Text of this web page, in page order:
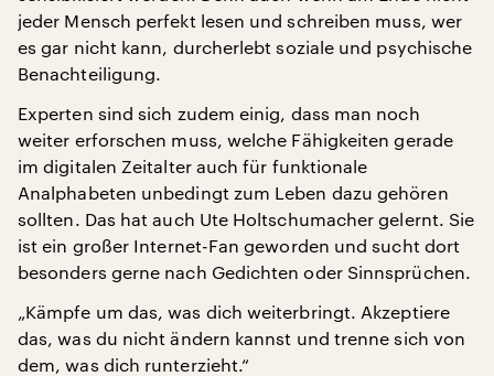
jeder Mensch perfekt lesen und schreiben muss, wer
es gar nicht kann, durcherlebt soziale und psychische
Benachteiligung.
Experten sind sich zudem einig, dass man noch
weiter erforschen muss, welche Fähigkeiten gerade
im digitalen Zeitalter auch für funktionale
Analphabeten unbedingt zum Leben dazu gehören
sollten. Das hat auch Ute Holtschumacher gelernt. Sie
ist ein großer Internet-Fan geworden und sucht dort
besonders gerne nach Gedichten oder Sinnsprüchen.
„Kämpfe um das, was dich weiterbringt. Akzeptiere
das, was du nicht ändern kannst und trenne sich von
dem, was dich runterzieht.“